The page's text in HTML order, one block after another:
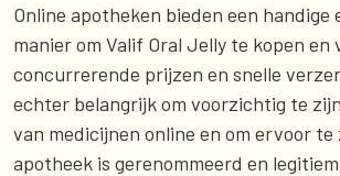
Online apotheken bieden een handige
manier om Valif Oral Jelly te kopen en
concurrerende prijzen en snelle
echter belangrijk om voorzichtig te
van medicijnen online en om ervoor te
apotheek is gerenommeerd en